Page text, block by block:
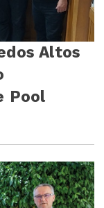
Altos
Pool